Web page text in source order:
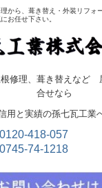
から、葺き替え・外装リフォ
お任せ下さい。
修理、葺き替えなど
合せなら
用と実績の孫七瓦工
0120-418-057
0745-74-1218